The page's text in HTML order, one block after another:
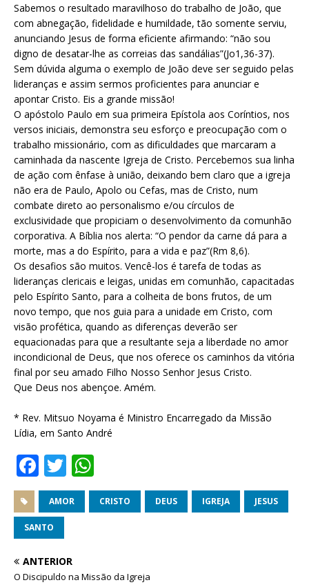
Sabemos o resultado maravilhoso do trabalho de João, que
com abnegação, fidelidade e humildade, tão somente serviu,
anunciando Jesus de forma eficiente afirmando: “não sou
digno de desatar-lhe as correias das sandálias”(Jo1,36-37).
Sem dúvida alguma o exemplo de João deve ser seguido pelas
lideranças e assim sermos proficientes para anunciar e
apontar Cristo. Eis a grande missão!
O apóstolo Paulo em sua primeira Epístola aos Coríntios, nos
versos iniciais, demonstra seu esforço e preocupação com o
trabalho missionário, com as dificuldades que marcaram a
caminhada da nascente Igreja de Cristo. Percebemos sua linha
de ação com ênfase à união, deixando bem claro que a igreja
não era de Paulo, Apolo ou Cefas, mas de Cristo, num
combate direto ao personalismo e/ou círculos de
exclusividade que propiciam o desenvolvimento da comunhão
corporativa. A Bíblia nos alerta: “O pendor da carne dá para a
morte, mas a do Espírito, para a vida e paz”(Rm 8,6).
Os desafios são muitos. Vencê-los é tarefa de todas as
lideranças clericais e leigas, unidas em comunhão, capacitadas
pelo Espírito Santo, para a colheita de bons frutos, de um
novo tempo, que nos guia para a unidade em Cristo, com
visão profética, quando as diferenças deverão ser
equacionadas para que a resultante seja a liberdade no amor
incondicional de Deus, que nos oferece os caminhos da vitória
final por seu amado Filho Nosso Senhor Jesus Cristo.
Que Deus nos abençoe. Amém.
* Rev. Mitsuo Noyama é Ministro Encarregado da Missão
Lídia, em Santo André
F
a
c
e
b
o
T
w
it
r
h
at
p
AMOR CRISTO DEUS IGREJA JESUS
SANTO
ANTERIOR
O Discipuldo na Missão da Igreja